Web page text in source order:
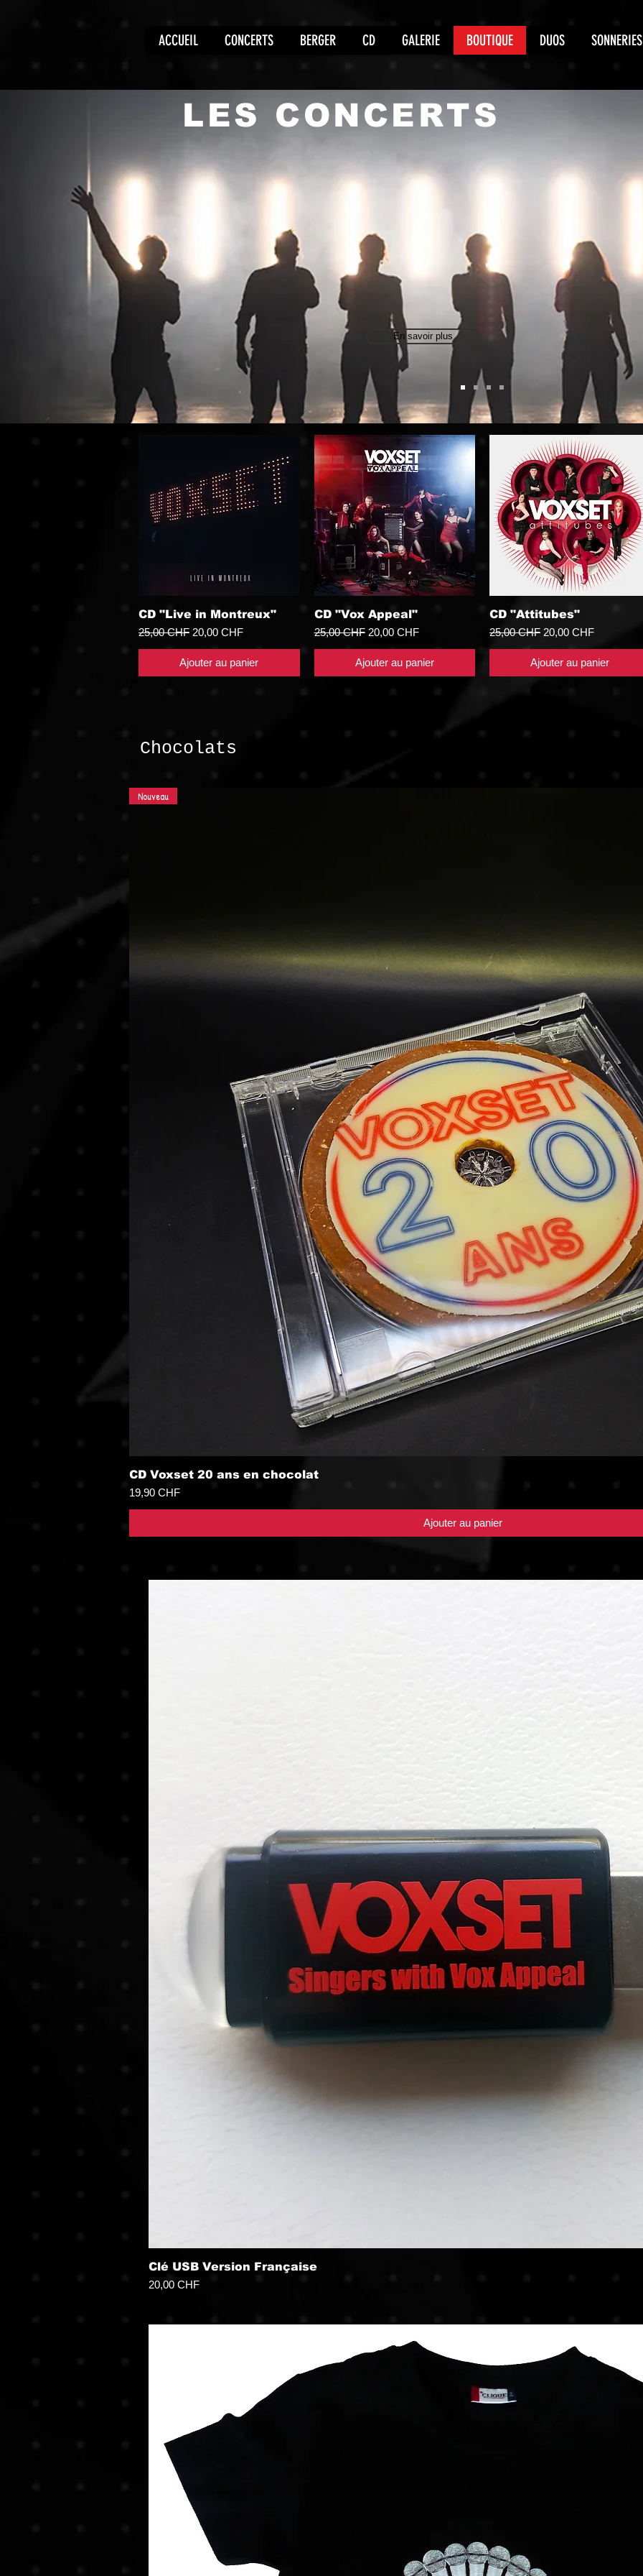
ACCUEIL CONCERTS BERGER CD GALERIE BOUTIQUE DUOS SONNERIES
LES CONCERTS
En savoir plus
CD "Live in Montreux"
Prix original
25,00 CHF Prix promotionnel
20,00 CHF
Ajouter au panier
CD "Vox Appeal"
Prix original
25,00 CHF Prix promotionnel
20,00 CHF
Ajouter au panier
CD "Attitubes"
Prix original
25,00 CHF Prix promotionnel
20,00 CHF
Ajouter au panier
Chocolats
Nouveau
CD Voxset 20 ans en chocolat
Prix
19,90 CHF
Ajouter au panier
Clé USB Version Française
Prix
20,00 CHF